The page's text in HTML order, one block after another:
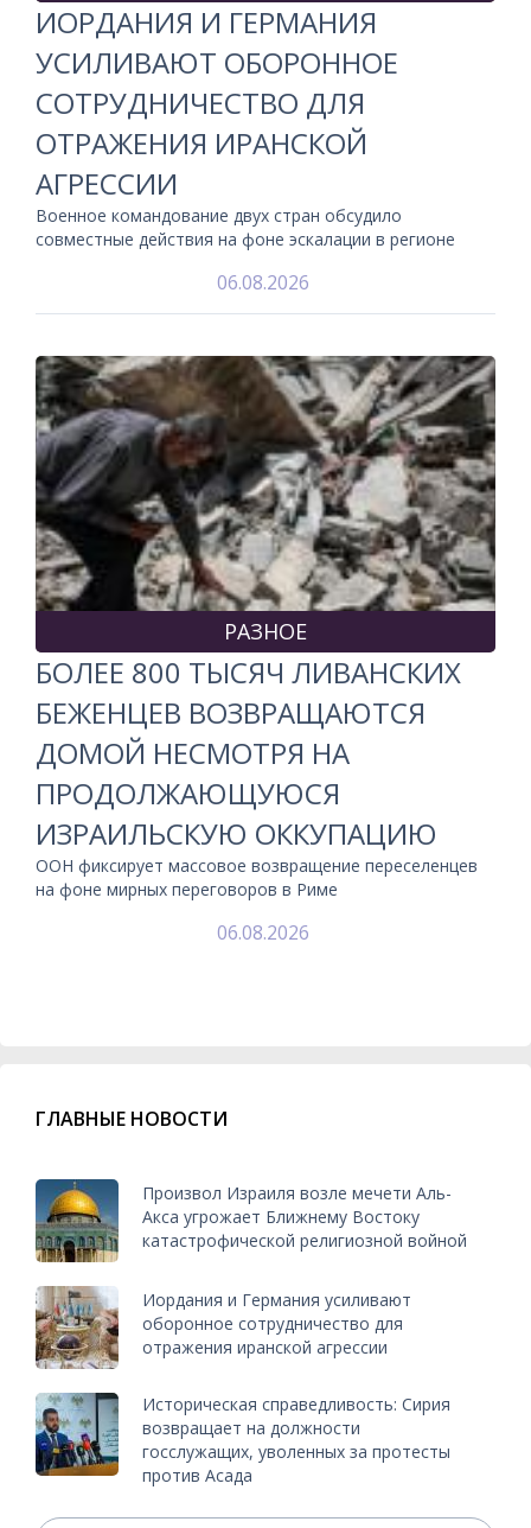
ИОРДАНИЯ И ГЕРМАНИЯ
УСИЛИВАЮТ ОБОРОННОЕ
СОТРУДНИЧЕСТВО ДЛЯ
ОТРАЖЕНИЯ ИРАНСКОЙ
АГРЕССИИ
Военное командование двух стран обсудило
совместные действия на фоне эскалации в регионе
06.08.2026
РАЗНОЕ
БОЛЕЕ 800 ТЫСЯЧ ЛИВАНСКИХ
БЕЖЕНЦЕВ ВОЗВРАЩАЮТСЯ
ДОМОЙ НЕСМОТРЯ НА
ПРОДОЛЖАЮЩУЮСЯ
ИЗРАИЛЬСКУЮ ОККУПАЦИЮ
ООН фиксирует массовое возвращение переселенцев
на фоне мирных переговоров в Риме
06.08.2026
ГЛАВНЫЕ НОВОСТИ
Произвол Израиля возле мечети Аль-
Акса угрожает Ближнему Востоку
катастрофической религиозной войной
Иордания и Германия усиливают
оборонное сотрудничество для
отражения иранской агрессии
Историческая справедливость: Сирия
возвращает на должности
госслужащих, уволенных за протесты
против Асада